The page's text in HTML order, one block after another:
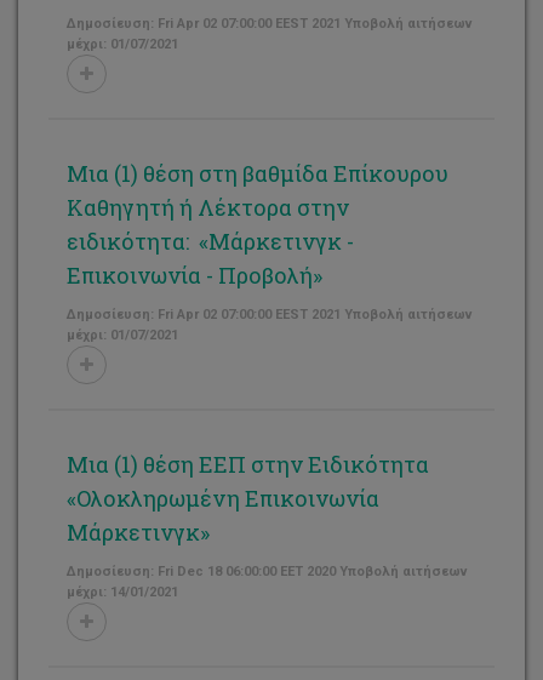
Δημοσίευση: Fri Apr 02 07:00:00 EEST 2021 Υποβολή αιτήσεων
μέχρι: 01/07/2021
Μια (1) θέση στη βαθμίδα Επίκουρου
Καθηγητή ή Λέκτορα στην
ειδικότητα: «Μάρκετινγκ -
Επικοινωνία - Προβολή»
Δημοσίευση: Fri Apr 02 07:00:00 EEST 2021 Υποβολή αιτήσεων
μέχρι: 01/07/2021
Μια (1) θέση ΕΕΠ στην Ειδικότητα
«Ολοκληρωμένη Επικοινωνία
Μάρκετινγκ»
Δημοσίευση: Fri Dec 18 06:00:00 EET 2020 Υποβολή αιτήσεων
μέχρι: 14/01/2021